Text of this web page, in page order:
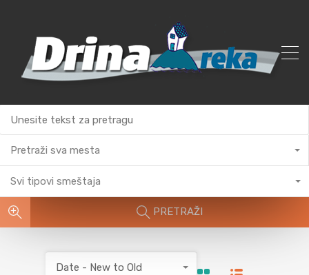
Pretraži sva mesta
Svi tipovi smeštaja
PRETRAŽI
Date - New to Old